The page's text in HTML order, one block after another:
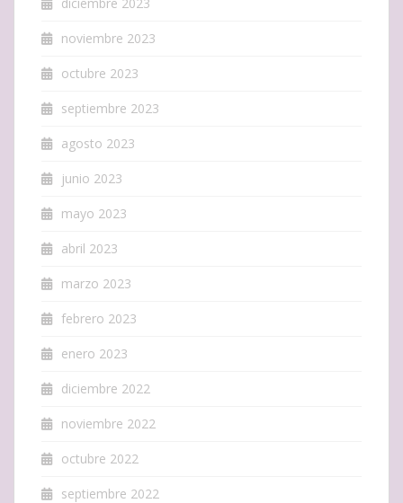
noviembre 2023
octubre 2023
septiembre 2023
agosto 2023
junio 2023
mayo 2023
abril 2023
marzo 2023
febrero 2023
enero 2023
diciembre 2022
noviembre 2022
octubre 2022
septiembre 2022